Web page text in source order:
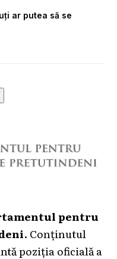
ar putea să se
pentru
. Conținutul
poziția oficială a